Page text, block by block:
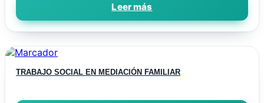
Leer más
TRABAJO SOCIAL EN MEDIACIÓN FAMILIAR